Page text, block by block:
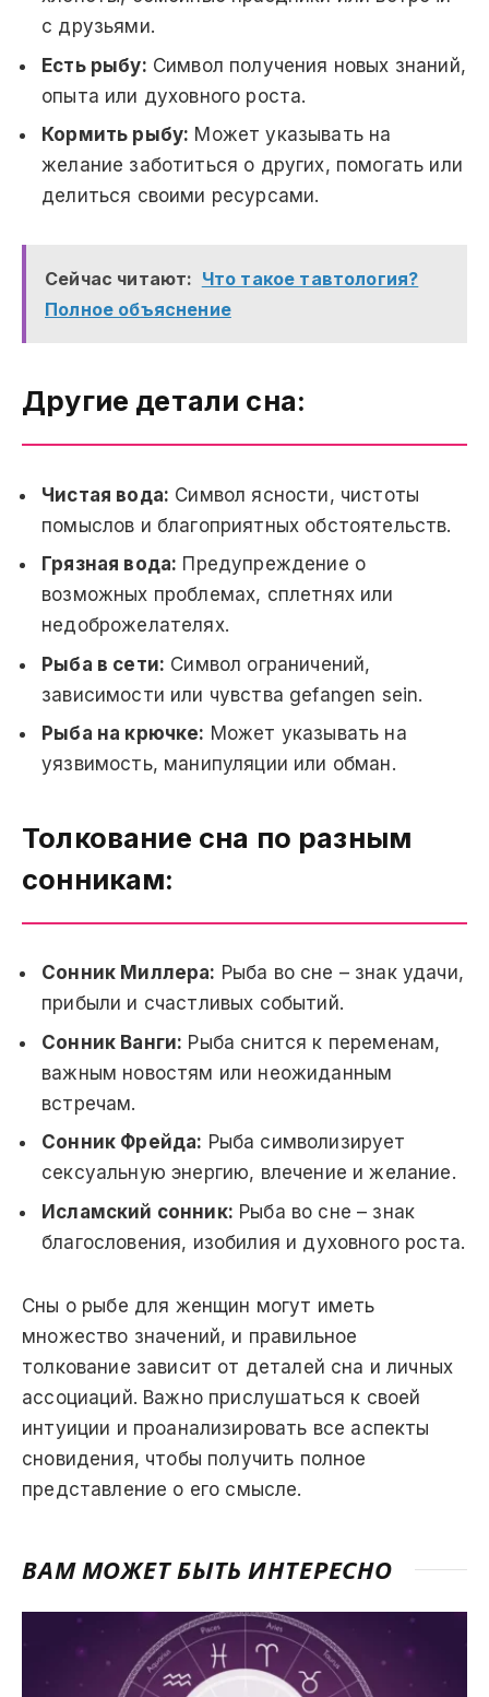
с друзьями.
Есть рыбу: Символ получения новых знаний,
опыта или духовного роста.
Кормить рыбу: Может указывать на
желание заботиться о других, помогать или
делиться своими ресурсами.
Сейчас читают: Что такое тавтология?
Полное объяснение
Другие детали сна:
Чистая вода: Символ ясности, чистоты
помыслов и благоприятных обстоятельств.
Грязная вода: Предупреждение о
возможных проблемах, сплетнях или
недоброжелателях.
Рыба в сети: Символ ограничений,
зависимости или чувства gefangen sein.
Рыба на крючке: Может указывать на
уязвимость, манипуляции или обман.
Толкование сна по разным
сонникам:
Сонник Миллера: Рыба во сне – знак удачи,
прибыли и счастливых событий.
Сонник Ванги: Рыба снится к переменам,
важным новостям или неожиданным
встречам.
Сонник Фрейда: Рыба символизирует
сексуальную энергию, влечение и желание.
Исламский сонник: Рыба во сне – знак
благословения, изобилия и духовного роста.
Сны о рыбе для женщин могут иметь
множество значений, и правильное
толкование зависит от деталей сна и личных
ассоциаций. Важно прислушаться к своей
интуиции и проанализировать все аспекты
сновидения, чтобы получить полное
представление о его смысле.
ВАМ МОЖЕТ БЫТЬ ИНТЕРЕСНО